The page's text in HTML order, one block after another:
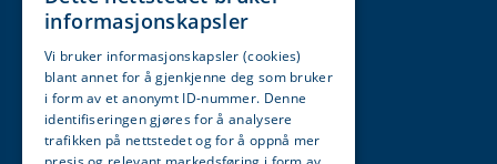
info@tobb.no
+47 73 83 15 00
Org. nr. 946 629 243
Søk Karriere
informasjonskapsler
Vi bruker informasjonskapsler (cookies)
blant annet for å gjenkjenne deg som bruker
i form av et anonymt ID-nummer. Denne
identifiseringen gjøres for å analysere
trafikken på nettstedet og for å oppnå mer